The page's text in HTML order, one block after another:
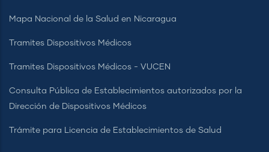
Mapa Nacional de la Salud en Nicaragua
Tramites Dispositivos Médicos
Tramites Dispositivos Médicos - VUCEN
Consulta Pública de Establecimientos autorizados por la
Dirección de Dispositivos Médicos
Trámite para Licencia de Establecimientos de Salud